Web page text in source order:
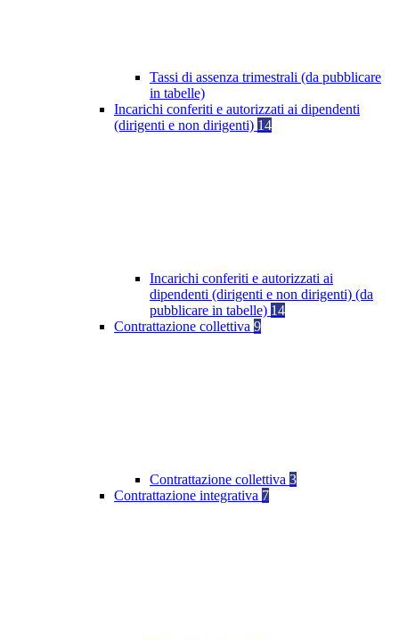
Tassi di assenza trimestrali (da pubblicare
in tabelle)
Incarichi conferiti e autorizzati ai dipendenti
(dirigenti e non dirigenti) 14
Incarichi conferiti e autorizzati ai
dipendenti (dirigenti e non dirigenti) (da
pubblicare in tabelle) 14
Contrattazione collettiva 9
Contrattazione collettiva 3
Contrattazione integrativa 7